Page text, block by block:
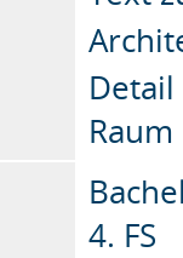
4. FS